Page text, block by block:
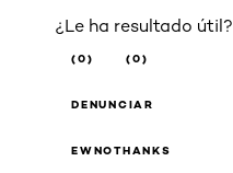
¿Le ha resultado útil?
(0) (0)
DENUNCIAR
EWNOTHANKS